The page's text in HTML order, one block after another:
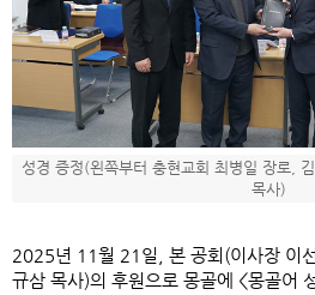
성경 증정(왼쪽부터 충현교회 최병일 장로,
목사)
2025년 11월 21 일 본 공회 (이사장 이
규삼 목사)의 후원으로 몽골에 <몽골어